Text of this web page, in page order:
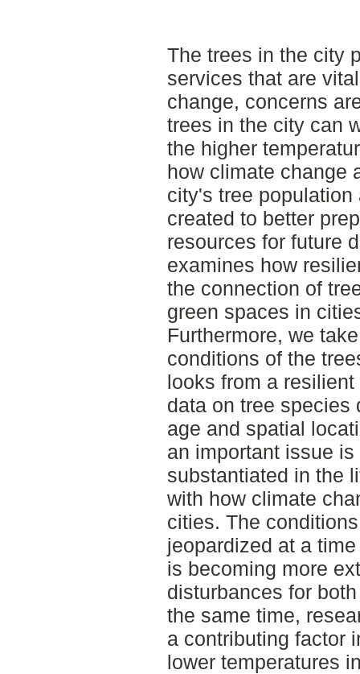
The trees in the city
services that are
change, concerns
trees in the city can
the higher
how climate change
city's tree
created to better
resources for future
examines how
the connection of
green spaces in
Furthermore, we
conditions of the
looks from a
data on tree species
age and spatial
an important issue is
substantiated in the
with how climate
cities. The
jeopardized at a
is becoming more
disturbances for
the same time,
a contributing factor
lower temperatures